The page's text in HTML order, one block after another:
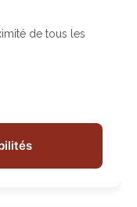
de tous les